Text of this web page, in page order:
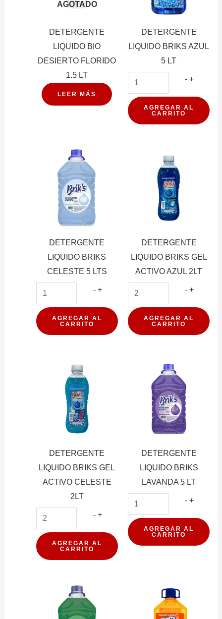
AGOTADO
DETERGENTE
LIQUIDO BIO
DESIERTO FLORIDO
1.5 LT
LEER MÁS
DETERGENTE
LIQUIDO BRIKS AZUL
5 LT
-
BRIKS
AZUL
+
AGREGAR AL
CARRITO
DETERGENTE
LIQUIDO BRIKS
CELESTE 5 LTS
- DETERGENTE
LIQUIDO
BRIKS
CELESTE
+
AGREGAR AL
CARRITO
DETERGENTE
LIQUIDO BRIKS GEL
ACTIVO AZUL 2LT
-
BRIKS
GEL
+
AGREGAR AL
CARRITO
DETERGENTE
LIQUIDO BRIKS GEL
ACTIVO CELESTE
2LT
- DETERGENTE
LIQUIDO
BRIKS
GEL
+
AGREGAR AL
CARRITO
DETERGENTE
LIQUIDO BRIKS
LAVANDA 5 LT
-
BRIKS
+
AGREGAR AL
CARRITO